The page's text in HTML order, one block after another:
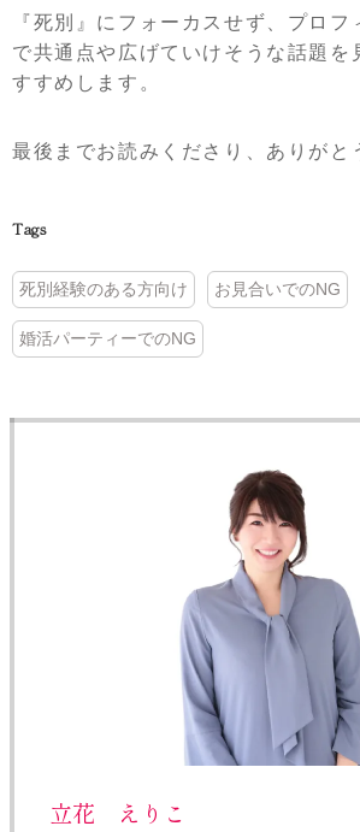
『死別』にフォーカスせず、プロフ
で共通点や広げていけそうな話題を
すすめします。
最後までお読みくださり、ありがと
Tags
死別経験のある方向け お見合いでのNG
婚活パーティーでのNG
立花 えりこ